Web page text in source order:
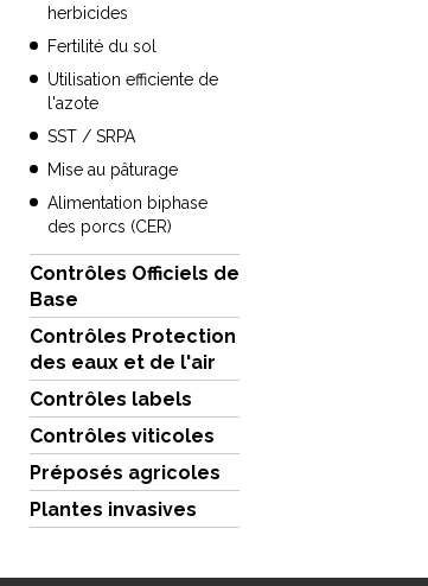
herbicides
Fertilité du sol
Utilisation efficiente de
l'azote
SST / SRPA
Mise au pâturage
Alimentation biphase
des porcs (CER)
Contrôles Officiels de
Base
Contrôles Protection
des eaux et de l'air
Contrôles labels
Contrôles viticoles
Préposés agricoles
Plantes invasives